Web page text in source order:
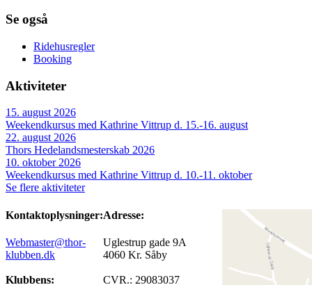
Se også
Ridehusregler
Booking
Aktiviteter
15. august 2026
Weekendkursus med Kathrine Vittrup d. 15.-16. august
22. august 2026
Thors Hedelandsmesterskab 2026
10. oktober 2026
Weekendkursus med Kathrine Vittrup d. 10.-11. oktober
Se flere aktiviteter
Kontaktoplysninger:
Webmaster@thor-
klubben.dk
Klubbens:
Adresse:
Uglestrup gade 9A
4060 Kr. Såby
CVR.: 29083037